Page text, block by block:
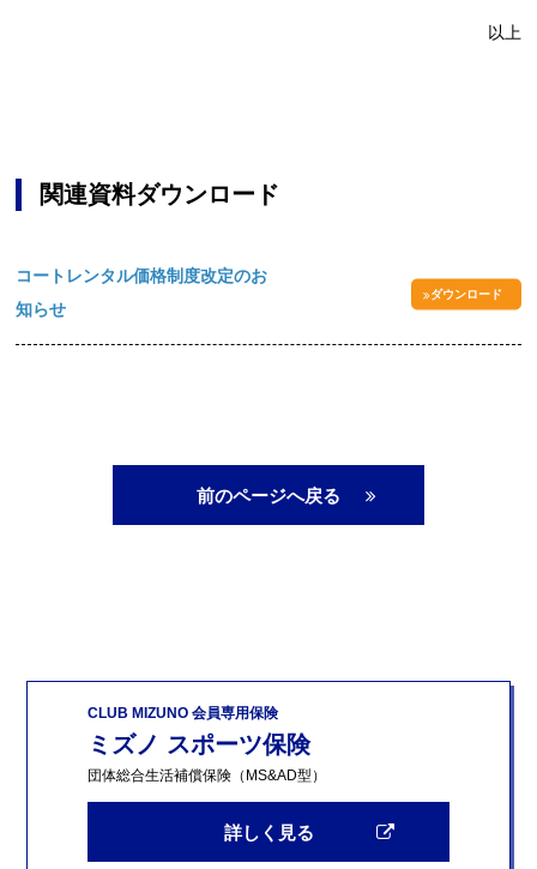
以上
関連資料ダウンロード
コートレンタル価格制度改定のお
知らせ
ダウンロード
前のページへ戻る
CLUB MIZUNO 会員専用保険
ミズノ スポーツ保険
団体総合生活補償保険（MS&AD型）
詳しく見る